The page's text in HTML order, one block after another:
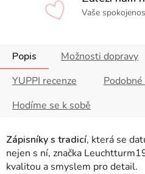
Vaše
Popis Možnosti dopravy
YUPPI recenze
Hodíme se k sobě
Zápisníky s tradicí, která se
nejen s ní, značka
kvalitou a smyslem pro detail.